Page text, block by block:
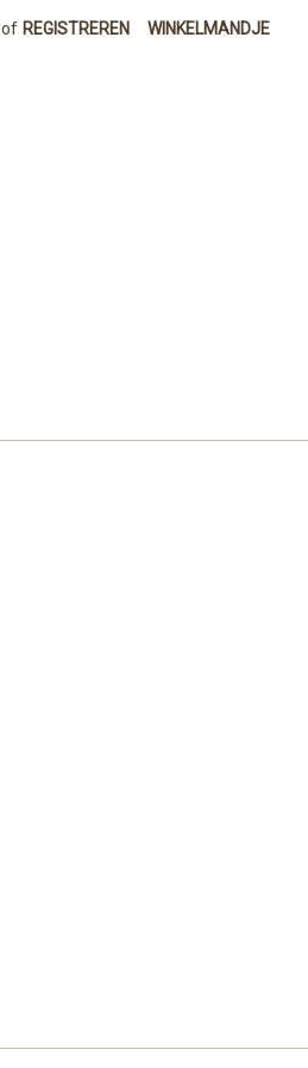
of REGISTREREN WINKELMANDJE